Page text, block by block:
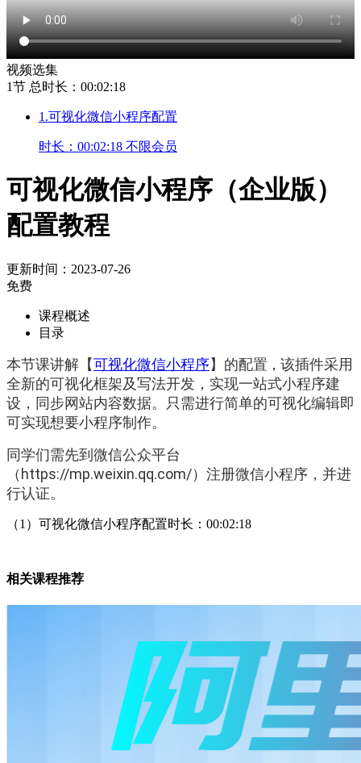
视频选集
1节 总时长：00:02:18
1.可视化微信小程序配置
时长：00:02:18 不限会员
可视化微信小程序（企业版）
配置教程
更新时间：2023-07-26
免费
课程概述
目录
本节课讲解【可视化微信小程序】的配置 ， 该插件采用
全新的可视化框架及写法开发，实现一站式小程序建
设，同步网站内容数据。只需进行简单的可视化编辑即
可实现想要小程序制作。
同学们需先到微信公众平台
（https://mp.weixin.qq.com/）注册微信小程序，并进
行认证。
（1）可视化微信小程序配置时长：00:02:18
相关课程推荐